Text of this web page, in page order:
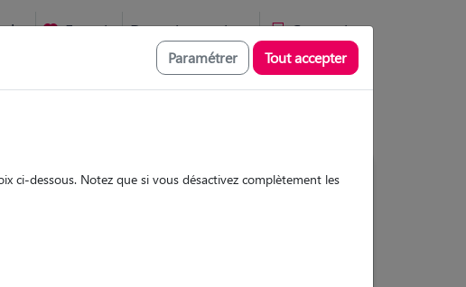
Favoris Devenir pet sitter Connexion
Paramétrer Tout accepter
ci-dessous. Notez que si vous désactivez complètement les